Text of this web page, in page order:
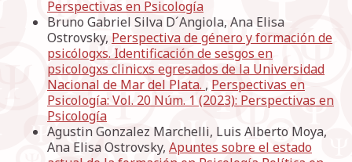
Perspectivas en Psicología
Bruno Gabriel Silva D´Angiola, Ana Elisa
Ostrovsky, Perspectiva de género y formación de
psicólogxs. Identificación de sesgos en
psicologxs clinicxs egresados de la Universidad
Nacional de Mar del Plata. , Perspectivas en
Psicología: Vol. 20 Núm. 1 (2023): Perspectivas en
Psicología
Agustin Gonzalez Marchelli, Luis Alberto Moya,
Ana Elisa Ostrovsky, Apuntes sobre el estado